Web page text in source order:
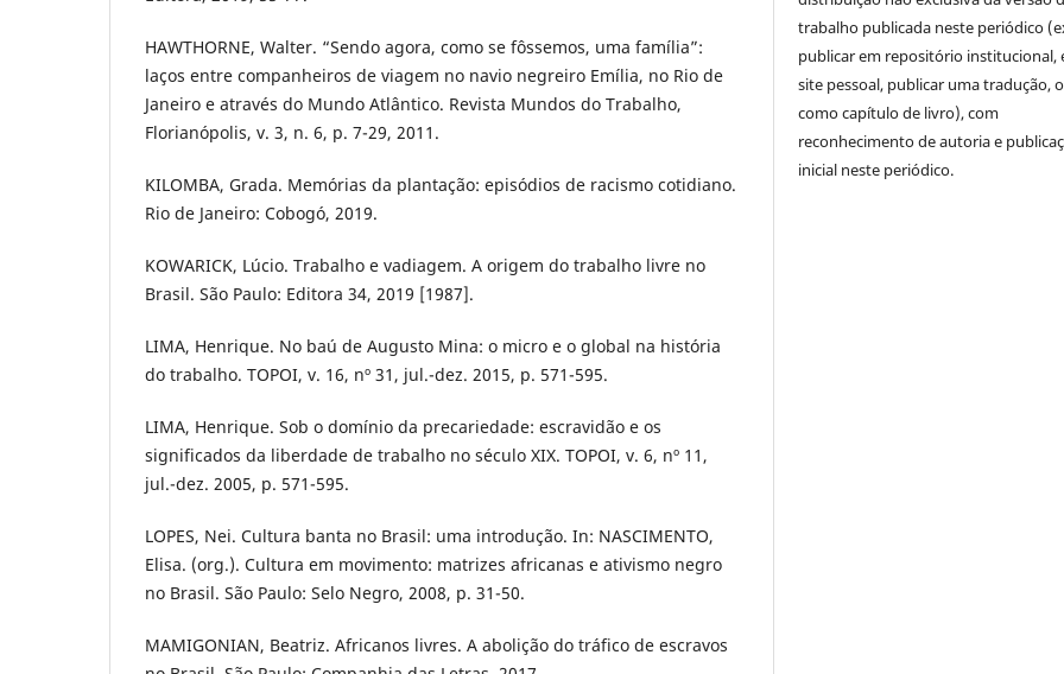
HAWTHORNE, Walter. “Sendo agora, como se fôssemos, uma família”:
laços entre companheiros de viagem no navio negreiro Emília, no Rio de
Janeiro e através do Mundo Atlântico. Revista Mundos do Trabalho,
Florianópolis, v. 3, n. 6, p. 7-29, 2011.
KILOMBA, Grada. Memórias da plantação: episódios de racismo cotidiano.
Rio de Janeiro: Cobogó, 2019.
KOWARICK, Lúcio. Trabalho e vadiagem. A origem do trabalho livre no
Brasil. São Paulo: Editora 34, 2019 [1987].
LIMA, Henrique. No baú de Augusto Mina: o micro e o global na história
do trabalho. TOPOI, v. 16, nº 31, jul.-dez. 2015, p. 571-595.
LIMA, Henrique. Sob o domínio da precariedade: escravidão e os
significados da liberdade de trabalho no século XIX. TOPOI, v. 6, nº 11,
jul.-dez. 2005, p. 571-595.
LOPES, Nei. Cultura banta no Brasil: uma introdução. In: NASCIMENTO,
Elisa. (org.). Cultura em movimento: matrizes africanas e ativismo negro
no Brasil. São Paulo: Selo Negro, 2008, p. 31-50.
MAMIGONIAN, Beatriz. Africanos livres. A abolição do tráfico de escravos
trabalho publicada neste periódico
publicar em repositório institucional,
site pessoal, publicar uma tradução,
como capítulo de livro), com
reconhecimento de autoria e
inicial neste periódico.